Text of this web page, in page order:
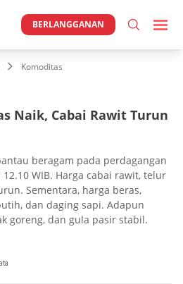
BERLANGGANAN
Komoditas
Naik, Cabai Rawit Turun
beragam pada perdagangan
WIB. Harga cabai rawit, telur
Sementara, harga beras,
dan daging sapi. Adapun
goreng, dan gula pasir stabil.